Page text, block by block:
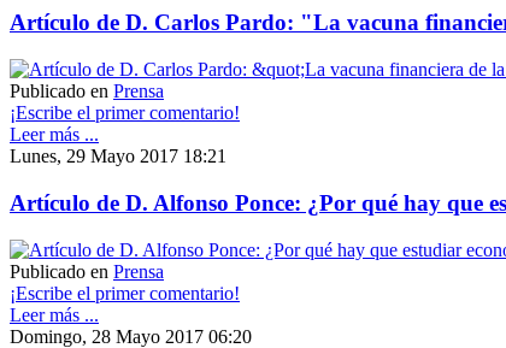
Artículo de D. Carlos Pardo: "La vacuna
Publicado en Prensa
¡Escribe el primer comentario!
Leer más ...
Lunes, 29 Mayo 2017 18:21
Artículo de D. Alfonso Ponce: ¿Por qué hay que
Publicado en Prensa
¡Escribe el primer comentario!
Leer más ...
Domingo, 28 Mayo 2017 06:20